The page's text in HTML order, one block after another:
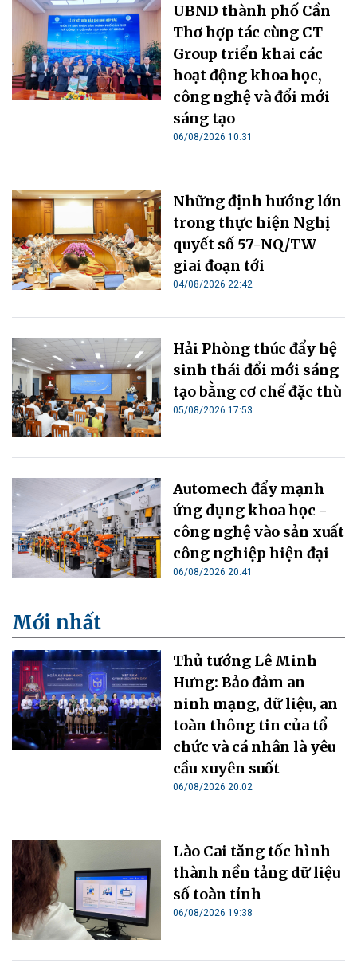
UBND thành phố Cần
Thơ hợp tác cùng CT
Group triển khai các
hoạt động khoa học,
công nghệ và đổi mới
sáng tạo
06/08/2026 10:31
Những định hướng lớn
trong thực hiện Nghị
quyết số 57-NQ/TW
giai đoạn tới
04/08/2026 22:42
Hải Phòng thúc đẩy hệ
sinh thái đổi mới sáng
tạo bằng cơ chế đặc thù
05/08/2026 17:53
Automech đẩy mạnh
ứng dụng khoa học -
công nghệ vào sản xuất
công nghiệp hiện đại
06/08/2026 20:41
Mới nhất
Thủ tướng Lê Minh
Hưng: Bảo đảm an
ninh mạng, dữ liệu, an
toàn thông tin của tổ
chức và cá nhân là yêu
cầu xuyên suốt
06/08/2026 20:02
Lào Cai tăng tốc hình
thành nền tảng dữ liệu
số toàn tỉnh
06/08/2026 19:38